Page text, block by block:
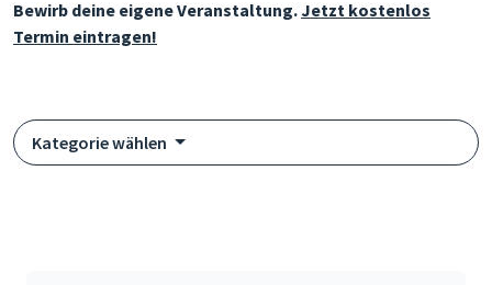
Bewirb deine eigene Veranstaltung.Jetzt kostenlos
Termin eintragen!
Kategorie wählen